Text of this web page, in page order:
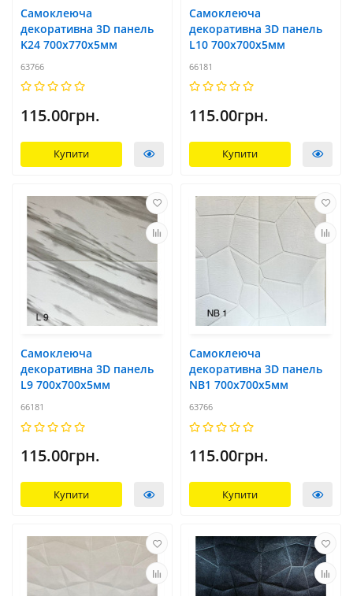
Самоклеюча
декоративна 3D панель
K24 700x770х5мм
63766
115.00грн.
Купити
Самоклеюча
декоративна 3D панель
L10 700x700х5мм
66181
115.00грн.
Купити
Самоклеюча
декоративна 3D панель
L9 700x700х5мм
66181
115.00грн.
Купити
Самоклеюча
декоративна 3D панель
NB1 700x700х5мм
63766
115.00грн.
Купити